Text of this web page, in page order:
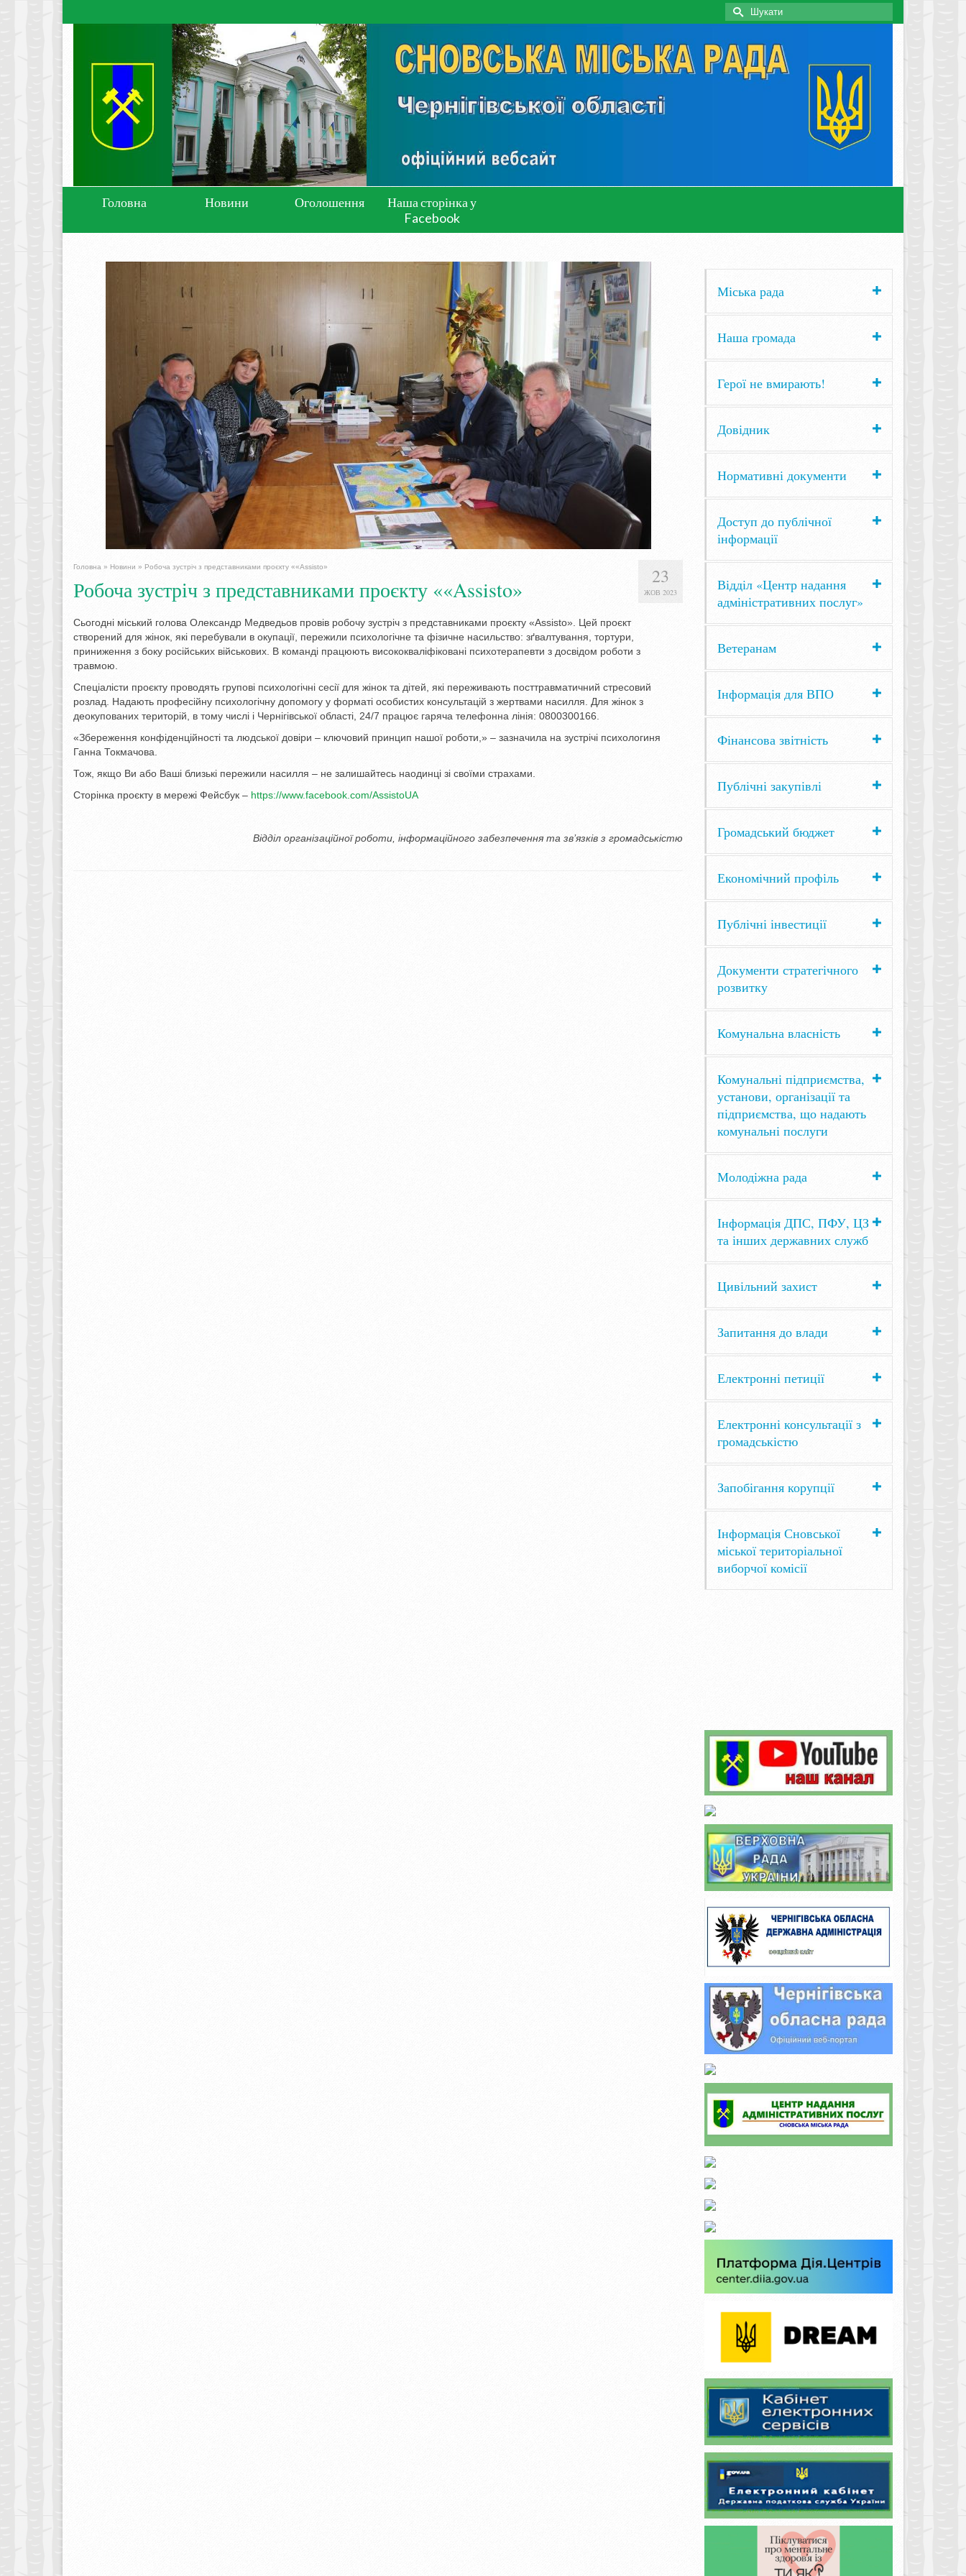
Search
for:
Головна Новини Оголошення
Наша сторінка у
Facebook
23
ЖОВ 2023
Головна » Новини » Робоча зустріч з представниками проєкту ««Assisto»
Робоча зустріч з представниками проєкту ««Assisto»
Сьогодні міський голова Олександр Медведьов провів робочу зустріч з представниками проєкту «Assisto». Цей проєкт
створений для жінок, які перебували в окупації, пережили психологічне та фізичне насильство: зґвалтування, тортури,
приниження з боку російських військових. В команді працюють висококваліфіковані психотерапевти з досвідом роботи з
травмою.
Спеціалісти проєкту проводять групові психологічні сесії для жінок та дітей, які переживають посттравматичний стресовий
розлад. Надають професійну психологічну допомогу у форматі особистих консультацій з жертвами насилля. Для жінок з
деокупованих територій, в тому числі і Чернігівської області, 24/7 працює гаряча телефонна лінія: 0800300166.
«Збереження конфіденційності та людської довіри – ключовий принцип нашої роботи,» – зазначила на зустрічі психологиня
Ганна Токмачова.
Тож, якщо Ви або Ваші близькі пережили насилля – не залишайтесь наодинці зі своїми страхами.
Сторінка проєкту в мережі Фейсбук – https://www.facebook.com/AssistoUA
Відділ організаційної роботи, інформаційного забезпечення та зв’язків з громадськістю
Міська рада
Наша громада
Герої не вмирають!
Довідник
Нормативні документи
Доступ до публічної
інформації
Відділ «Центр надання
адміністративних послуг»
Ветеранам
Інформація для ВПО
Фінансова звітність
Публічні закупівлі
Громадський бюджет
Економічний профіль
Публічні інвестиції
Документи стратегічного
розвитку
Комунальна власність
Комунальні підприємства,
установи, організації та
підприємства, що надають
комунальні послуги
Молодіжна рада
Інформація ДПС, ПФУ, ЦЗ
та інших державних служб
Цивільний захист
Запитання до влади
Електронні петиції
Електронні консультації з
громадськістю
Запобігання корупції
Інформація Сновської
міської територіальної
виборчої комісії